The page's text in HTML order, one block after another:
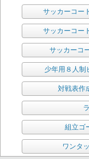
サッカーコー
サッカーコー
サッカーコ
少年用８人制
対戦表作
組立ゴ
ワンタ